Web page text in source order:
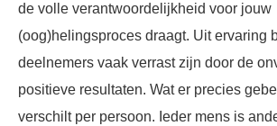
de volle verantwoordelijkheid voor jouw
(oog)helingsproces draagt. Uit ervaring
deelnemers vaak verrast zijn door de
positieve resultaten. Wat er precies
verschilt per persoon. Ieder mens is